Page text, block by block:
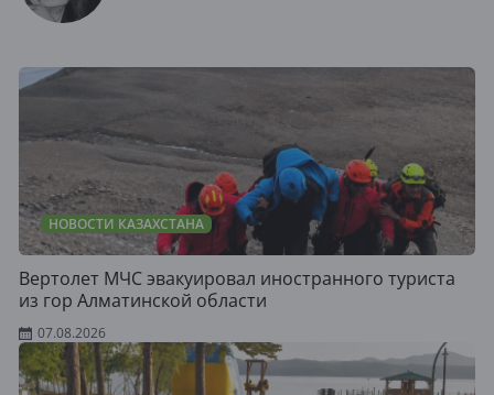
НОВОСТИ КАЗАХСТАНА
Вертолет МЧС эвакуировал иностранного туриста
из гор Алматинской области
07.08.2026